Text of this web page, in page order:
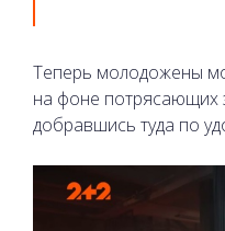
Теперь молодожены
на фоне потрясающих
добравшись туда по